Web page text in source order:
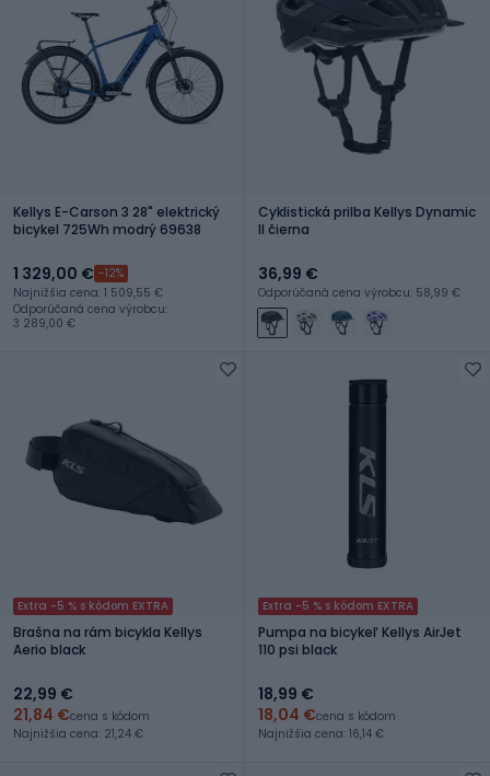
Kellys E-Carson 3 28" elektrický
bicykel 725Wh modrý 69638
1 329,00 € -12%
Najnižšia cena: 1 509,55 €
Odporúčaná cena výrobcu:
3 289,00 €
Cyklistická prilba Kellys Dynamic
II čierna
36,99 €
Odporúčaná cena výrobcu: 58,99 €
Extra -5 % s kódom EXTRA
Brašna na rám bicykla Kellys
Aerio black
22,99 €
21,84 €cena s kódom
Najnižšia cena: 21,24 €
Extra -5 % s kódom EXTRA
Pumpa na bicykeľ Kellys AirJet
110 psi black
18,99 €
18,04 €cena s kódom
Najnižšia cena: 16,14 €